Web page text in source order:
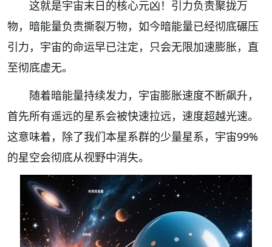
这就是宇宙末日的核心元凶！引力负责聚拢万
物，暗能量负责撕裂万物，如今暗能量已经彻底碾压
引力，宇宙的命运早已注定，只会无限加速膨胀，直
至彻底虚无。
随着暗能量持续发力，宇宙膨胀速度不断飙升，
首先所有遥远的星系会被快速拉远，速度超越光速。
这意味着，除了我们本星系群的少量星系，宇宙99%
的星空会彻底从视野中消失。